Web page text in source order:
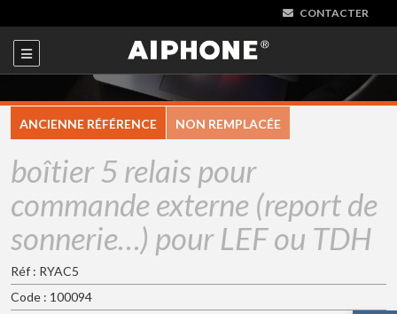
CONTACTER
ANCIENNE RÉFÉRENCE NON REMPLACÉE
boîtier 5 relais pour
commande externe (report de
sonnerie…) pour LEF ou TDH
Réf : RYAC5
Code : 100094